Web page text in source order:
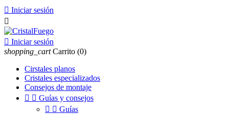
 Iniciar sesión

 Iniciar sesión
shopping_cart Carrito (0)
Cirstales planos
Cristales especializados
Consejos de montaje
  Guías y consejos
  Guías